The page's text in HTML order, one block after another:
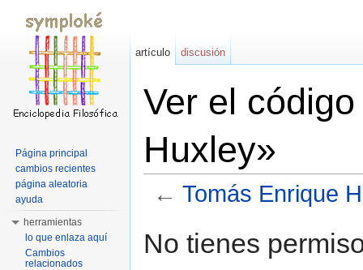
Ver el
Huxley»
← Tomás Enrique
No tienes
artículo discusión
Página principal
cambios recientes
página aleatoria
ayuda
herramientas
lo que enlaza aquí
Cambios
relacionados